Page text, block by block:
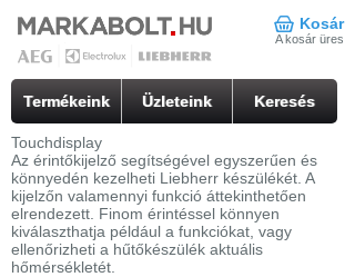
Kosár
A kosár üres
Termékeink Üzleteink Keresés
Touchdisplay
Az érintőkijelző segítségével egyszerűen és
könnyedén kezelheti Liebherr készülékét. A
kijelzőn valamennyi funkció áttekinthetően
elrendezett. Finom érintéssel könnyen
kiválaszthatja például a funkciókat, vagy
ellenőrizheti a hűtőkészülék aktuális
hőmérsékletét.